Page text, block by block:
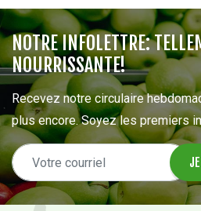
NOTRE INFOLETTRE:
NOURRISSANTE!
Recevez notre circulaire
plus encore. Soyez les premiers